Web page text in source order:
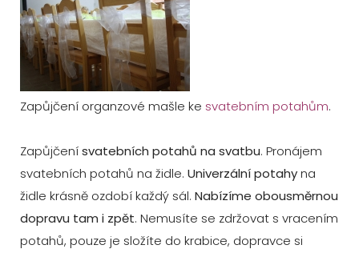
Zapůjčení organzové mašle ke svatebním potahům.
Zapůjčenísvatebních potahů na svatbu. Pronájem
svatebních potahů na židle. Univerzální potahyna
židle krásně ozdobí každý sál. Nabízíme obousměrnou
dopravu tam i zpět. Nemusíte se zdržovat s vracením
potahů, pouze je složíte do krabice, dopravce si